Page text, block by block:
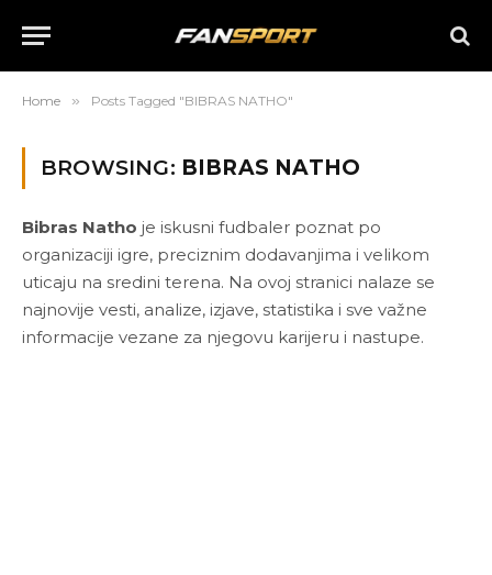
Home » Posts Tagged "BIBRAS NATHO"
BROWSING: BIBRAS NATHO
Bibras Natho je iskusni fudbaler poznat po
organizaciji igre, preciznim dodavanjima i velikom
uticaju na sredini terena. Na ovoj stranici nalaze se
najnovije vesti, analize, izjave, statistika i sve važne
informacije vezane za njegovu karijeru i nastupe.